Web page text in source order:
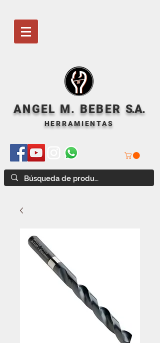
ANGEL M. BEBER S.A.
HERRAMIENTAS